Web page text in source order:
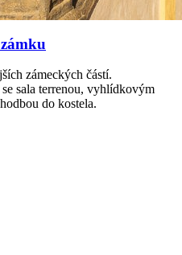
zámeckých částí.
sala terrenou, vyhlídkovým
do kostela.